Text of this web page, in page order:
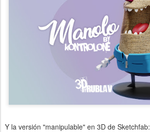
Y la versión "manipulable" en 3D de Sketchfab: